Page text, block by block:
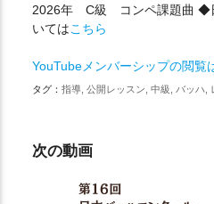
2026年 C級 コンペ課題曲 ◆
いてはこちら
YouTubeメンバーシップの閲覧
タグ： 指導, 公開レッスン, 中級, バッハ,
次の動画